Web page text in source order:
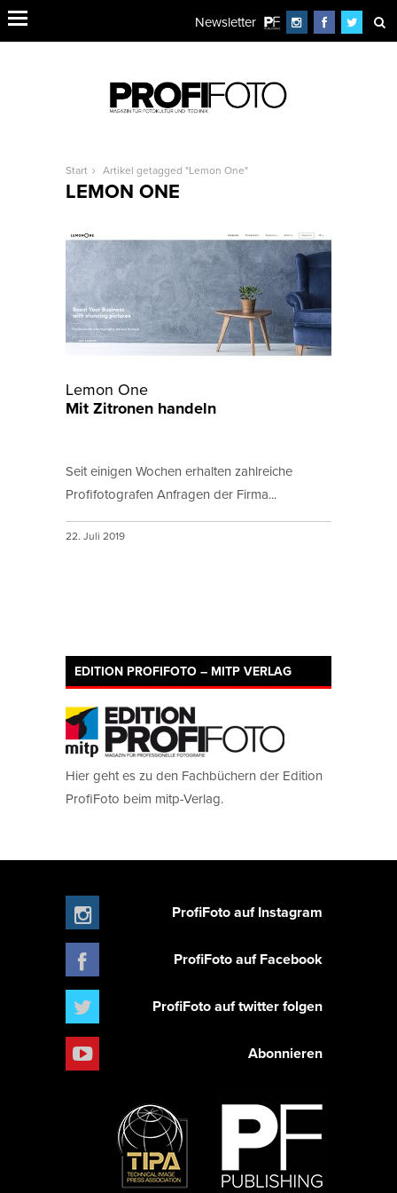
Newsletter
Start Artikel getagged "Lemon One"
LEMON ONE
Lemon One
Mit Zitronen handeln
Seit einigen Wochen erhalten zahlreiche
Profifotografen Anfragen der Firma...
22. Juli 2019
EDITION PROFIFOTO – MITP VERLAG
Hier geht es zu den Fachbüchern der Edition
ProfiFoto beim mitp-Verlag.
ProfiFoto auf Instagram
ProfiFoto auf Facebook
ProfiFoto auf twitter folgen
Abonnieren